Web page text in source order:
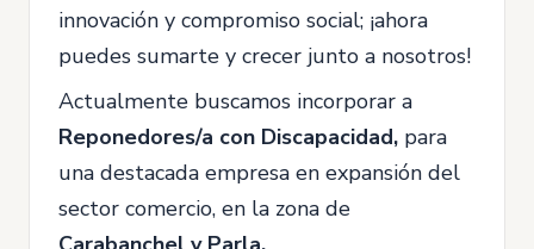
innovación y compromiso social; ¡ahora
puedes sumarte y crecer junto a nosotros!
Actualmente buscamos incorporar a
Reponedores/a con Discapacidad, para
una destacada empresa en expansión del
sector comercio, en la zona de